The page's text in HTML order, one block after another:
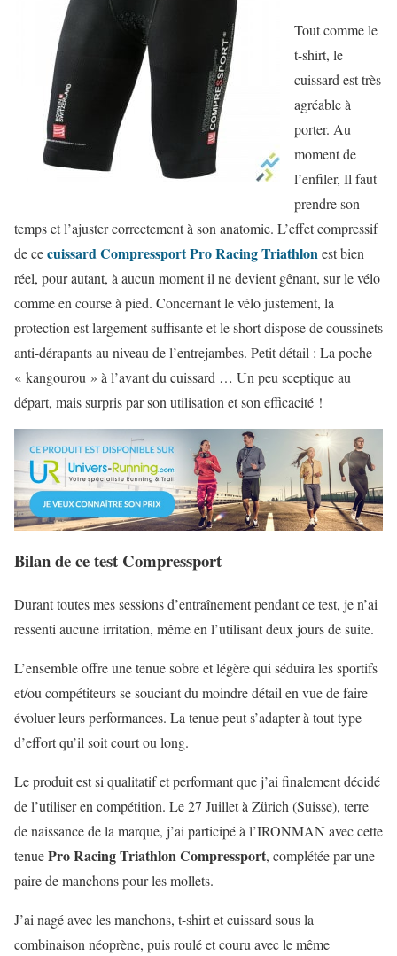
Tout comme le
t-shirt, le
cuissard est très
agréable à
porter. Au
moment de
l’enfiler, Il faut
prendre son
temps et l’ajuster correctement à son anatomie. L’effet compressif
de cecuissard Compressport Pro Racing Triathlonest bien
réel, pour autant, à aucun moment il ne devient gênant, sur le vélo
comme en course à pied. Concernant le vélo justement, la
protection est largement suffisante et le short dispose de coussinets
anti-dérapants au niveau de l’entrejambes. Petit détail : La poche
« kangourou » à l’avant du cuissard … Un peu sceptique au
départ, mais surpris par son utilisation et son efficacité !
Bilan de ce test Compressport
Durant toutes mes sessions d’entraînement pendant ce test, je n’ai
ressenti aucune irritation, même en l’utilisant deux jours de suite.
L’ensemble offre une tenue sobre et légère qui séduira les sportifs
et/ou compétiteurs se souciant du moindre détail en vue de faire
évoluer leurs performances. La tenue peut s’adapter à tout type
d’effort qu’il soit court ou long.
Le produit est si qualitatif et performant que j’ai finalement décidé
de l’utiliser en compétition. Le 27 Juillet à Zürich (Suisse), terre
de naissance de la marque, j’ai participé à l’IRONMAN avec cette
tenuePro Racing Triathlon Compressport, complétée par une
paire de manchons pour les mollets.
J’ai nagé avec les manchons, t-shirt et cuissard sous la
combinaison néoprène, puis roulé et couru avec le même